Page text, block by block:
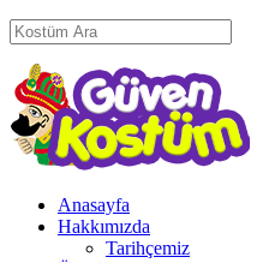
Anasayfa
Hakkımızda
Tarihçemiz